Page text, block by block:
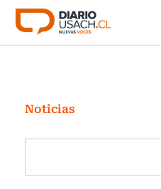
Click acá para ir
Investigación
Cultura
Programas Radio y TV
Noticias